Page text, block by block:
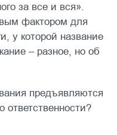
за все и вся».
фактором для
у которой название
– разное, но об
предъявляются
ответственности?